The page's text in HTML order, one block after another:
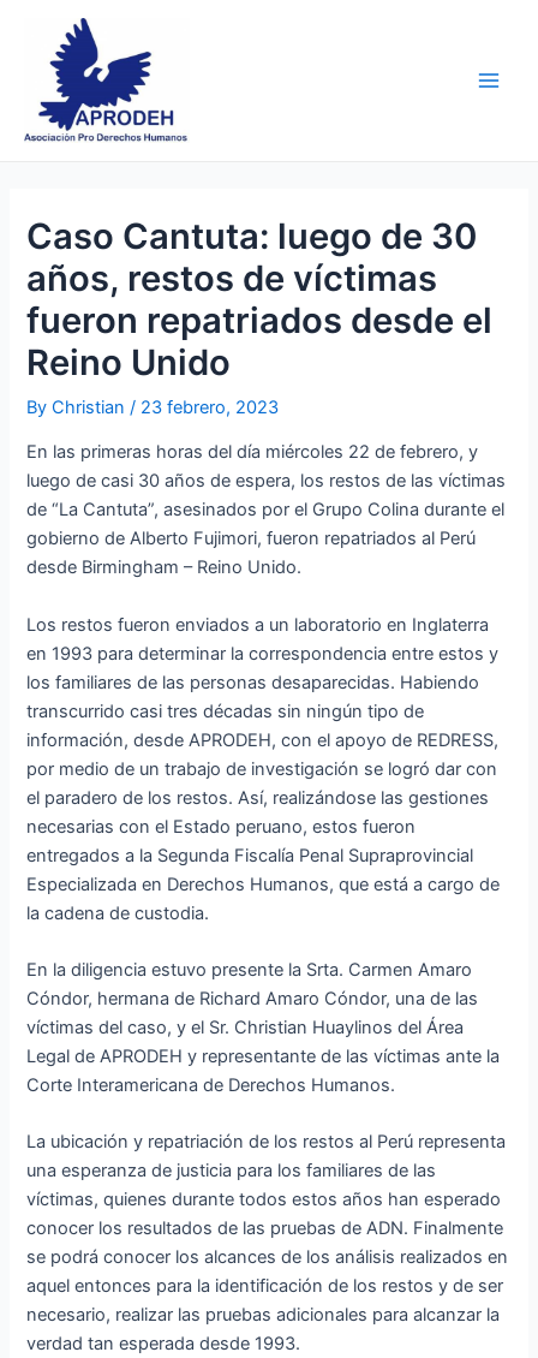
content
Caso Cantuta: luego de 30
años, restos de víctimas
fueron repatriados desde el
Reino Unido
ByChristian/ 23 febrero, 2023
En las primeras horas del día miércoles 22 de febrero, y
luego de casi 30 años de espera, los restos de las víctimas
de “La Cantuta”, asesinados por el Grupo Colina durante el
gobierno de Alberto Fujimori, fueron repatriados al Perú
desde Birmingham – Reino Unido.
Los restos fueron enviados a un laboratorio en Inglaterra
en 1993 para determinar la correspondencia entre estos y
los familiares de las personas desaparecidas. Habiendo
transcurrido casi tres décadas sin ningún tipo de
información, desde APRODEH, con el apoyo de REDRESS,
por medio de un trabajo de investigación se logró dar con
el paradero de los restos. Así, realizándose las gestiones
necesarias con el Estado peruano, estos fueron
entregados a la Segunda Fiscalía Penal Supraprovincial
Especializada en Derechos Humanos, que está a cargo de
la cadena de custodia.
En la diligencia estuvo presente la Srta. Carmen Amaro
Cóndor, hermana de Richard Amaro Cóndor, una de las
víctimas del caso, y el Sr. Christian Huaylinos del Área
Legal de APRODEH y representante de las víctimas ante la
Corte Interamericana de Derechos Humanos.
La ubicación y repatriación de los restos al Perú representa
una esperanza de justicia para los familiares de las
víctimas, quienes durante todos estos años han esperado
conocer los resultados de las pruebas de ADN. Finalmente
se podrá conocer los alcances de los análisis realizados en
aquel entonces para la identificación de los restos y de ser
necesario, realizar las pruebas adicionales para alcanzar la
verdad tan esperada desde 1993.
navigation